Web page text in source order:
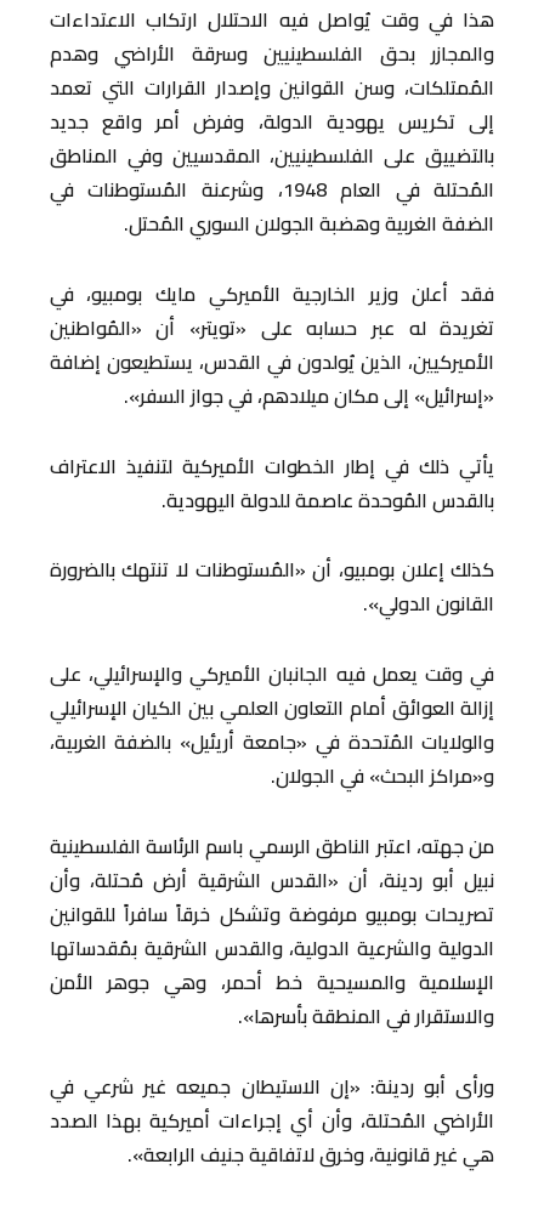
هذا في وقت يُواصل فيه الاحتلال ارتكاب الاعتداءات
والمجازر بحق الفلسطينيين وسرقة الأراضي وهدم
المُمتلكات، وسن القوانين وإصدار القرارات التي تعمد
إلى تكريس يهودية الدولة، وفرض أمر واقع جديد
بالتضييق على الفلسطينيين، المقدسيين وفي المناطق
المُحتلة في العام 1948، وشرعنة المُستوطنات في
الضفة الغربية وهضبة الجولان السوري المُحتل.
فقد أعلن وزير الخارجية الأميركي مايك بومبيو، في
تغريدة له عبر حسابه على «تويتر» أن «المُواطنين
الأميركيين، الذين يُولدون في القدس، يستطيعون إضافة
«إسرائيل» إلى مكان ميلادهم، في جواز السفر».
يأتي ذلك في إطار الخطوات الأميركية لتنفيذ الاعتراف
بالقدس المُوحدة عاصمة للدولة اليهودية.
كذلك إعلان بومبيو، أن «المُستوطنات لا تنتهك بالضرورة
القانون الدولي».
في وقت يعمل فيه الجانبان الأميركي والإسرائيلي، على
إزالة العوائق أمام التعاون العلمي بين الكيان الإسرائيلي
والولايات المُتحدة في «جامعة أريئيل» بالضفة الغربية،
و«مراكز البحث» في الجولان.
من جهته، اعتبر الناطق الرسمي باسم الرئاسة الفلسطينية
نبيل أبو ردينة، أن «القدس الشرقية أرض مُحتلة، وأن
تصريحات بومبيو مرفوضة وتشكل خرقاً سافراً للقوانين
الدولية والشرعية الدولية، والقدس الشرقية بمُقدساتها
الإسلامية والمسيحية خط أحمر، وهي جوهر الأمن
والاستقرار في المنطقة بأسرها».
ورأى أبو ردينة: «إن الاستيطان جميعه غير شرعي في
الأراضي المُحتلة، وأن أي إجراءات أميركية بهذا الصدد
هي غير قانونية، وخرق لاتفاقية جنيف الرابعة».